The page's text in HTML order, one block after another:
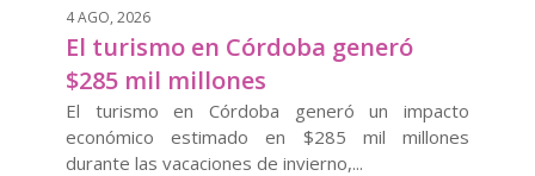
4 AGO, 2026
El turismo en Córdoba generó
$285 mil millones
El turismo en Córdoba generó un impacto
económico estimado en $285 mil millones
durante las vacaciones de invierno,...